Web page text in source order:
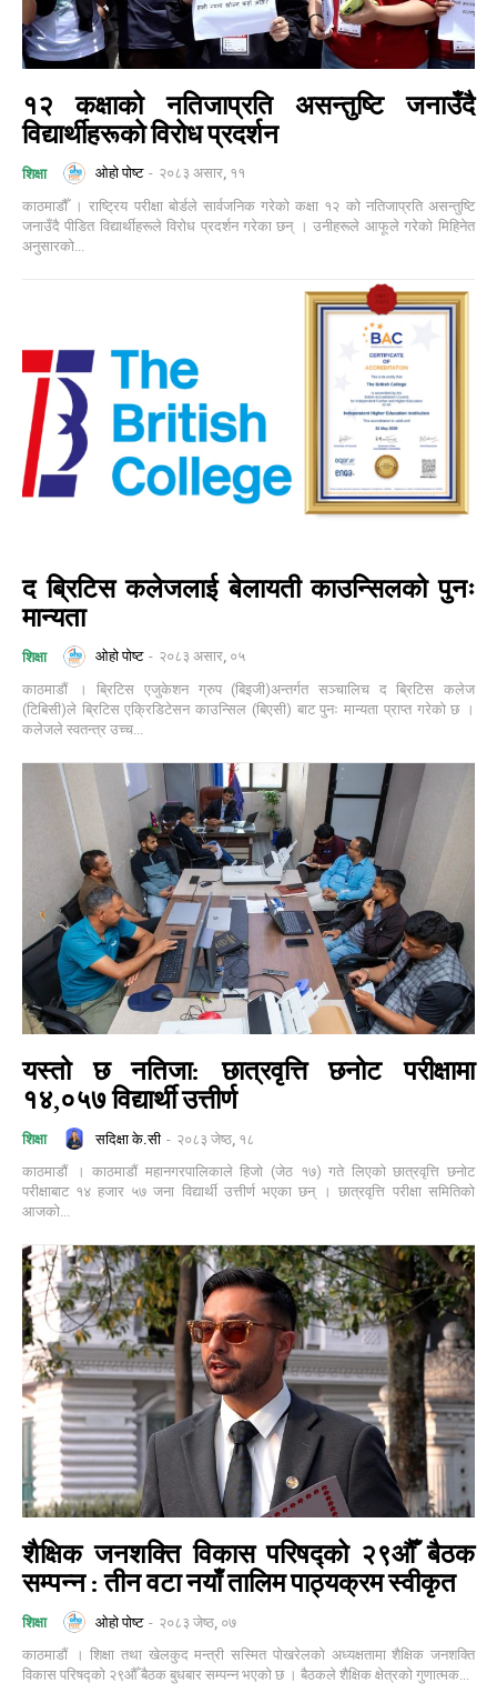
१२ कक्षाको नतिजाप्रति असन्तुष्टि जनाउँदै
विद्यार्थीहरूको विरोध प्रदर्शन
शिक्षा ओहो पोष्ट - २०८३ असार, ११
काठमाडौँ । राष्ट्रिय परीक्षा बोर्डले सार्वजनिक गरेको कक्षा १२ को नतिजाप्रति असन्तुष्टि
जनाउँदै पीडित विद्यार्थीहरूले विरोध प्रदर्शन गरेका छन् । उनीहरूले आफूले गरेको मिहिनेत
अनुसारको...
द ब्रिटिस कलेजलाई बेलायती काउन्सिलको पुनः
मान्यता
शिक्षा ओहो पोष्ट - २०८३ असार, ०५
काठमाडौं । ब्रिटिस एजुकेशन ग्रुप (बिइजी)अन्तर्गत सञ्चालिच द ब्रिटिस कलेज
(टिबिसी)ले ब्रिटिस एक्रिडिटेसन काउन्सिल (बिएसी) बाट पुनः मान्यता प्राप्त गरेको छ ।
कलेजले स्वतन्त्र उच्च...
यस्तो छ नतिजा: छात्रवृत्ति छनोट परीक्षामा
१४,०५७ विद्यार्थी उत्तीर्ण
शिक्षा सदिक्षा के.सी - २०८३ जेष्ठ, १८
काठमाडौं । काठमाडौं महानगरपालिकाले हिजो (जेठ १७) गते लिएको छात्रवृत्ति छनोट
परीक्षाबाट १४ हजार ५७ जना विद्यार्थी उत्तीर्ण भएका छन् । छात्रवृत्ति परीक्षा समितिको
आजको...
शैक्षिक जनशक्ति विकास परिषद्को २९औँ बैठक
सम्पन्न : तीन वटा नयाँ तालिम पाठ्यक्रम स्वीकृत
शिक्षा ओहो पोष्ट - २०८३ जेष्ठ, ०७
काठमाडौं । शिक्षा तथा खेलकुद मन्त्री सस्मित पोखरेलको अध्यक्षतामा शैक्षिक जनशक्ति
विकास परिषद्को २९औँ बैठक बुधबार सम्पन्न भएको छ । बैठकले शैक्षिक क्षेत्रको गुणात्मक...